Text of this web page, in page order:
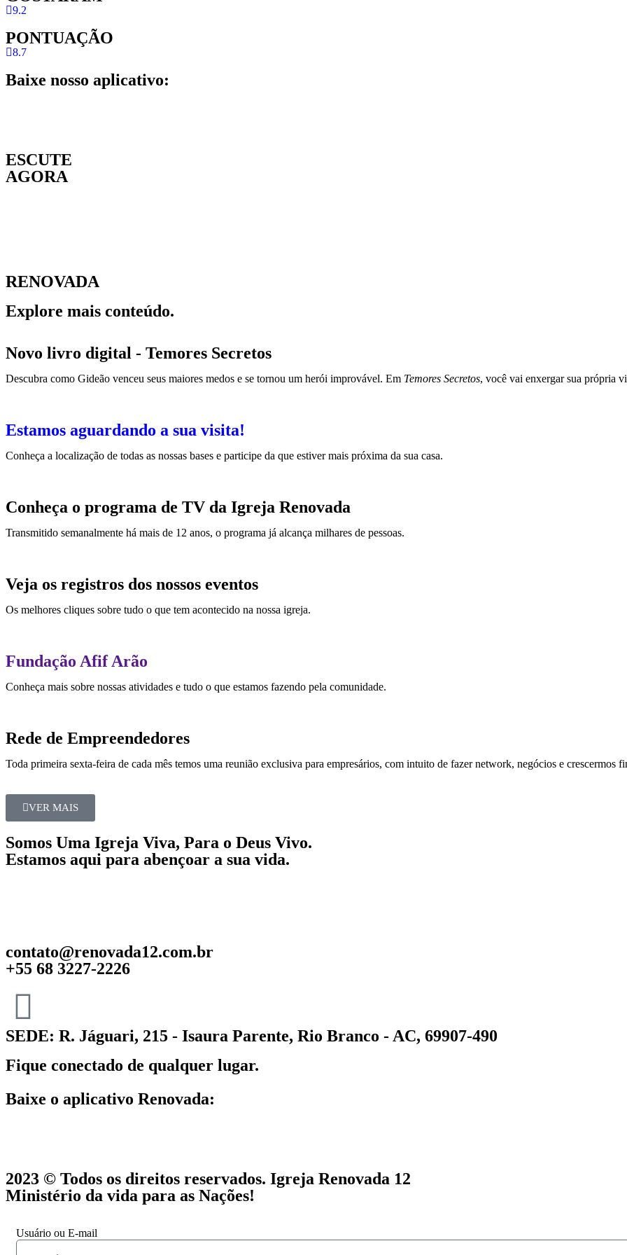
9.2
PONTUAÇÃO
8.7
Baixe nosso aplicativo:
ESCUTE
AGORA
RENOVADA
Explore mais conteúdo.
Novo livro digital - Temores Secretos
Descubra como Gideão venceu seus maiores medos e se tornou um herói improvável. Em Temores Secretos, você vai enxergar sua própria
Estamos aguardando a sua visita!
Conheça a localização de todas as nossas bases e participe da que estiver mais próxima da sua casa.
Conheça o programa de TV da Igreja Renovada
Transmitido semanalmente há mais de 12 anos, o programa já alcança milhares de pessoas.
Veja os registros dos nossos eventos
Os melhores cliques sobre tudo o que tem acontecido na nossa igreja.
Fundação Afif Arão
Conheça mais sobre nossas atividades e tudo o que estamos fazendo pela comunidade.
Rede de Empreendedores
Toda primeira sexta-feira de cada mês temos uma reunião exclusiva para empresários, com intuito de fazer network, negócios e crescermos
VER MAIS
Somos Uma Igreja Viva, Para o Deus Vivo.
Estamos aqui para abençoar a sua vida.
contato@renovada12.com.br
+55 68 3227-2226
SEDE: R. Jáguari, 215 - Isaura Parente, Rio Branco - AC, 69907-490
Fique conectado de qualquer lugar.
Baixe o aplicativo Renovada:
2023 © Todos os direitos reservados. Igreja Renovada 12
Ministério da vida para as Nações!
Usuário ou E-mail